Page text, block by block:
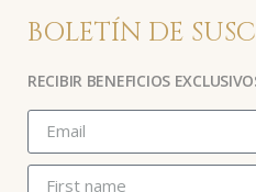
BOLETÍN DE
RECIBIR BENEFICIOS